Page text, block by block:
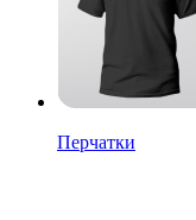
Перчатки